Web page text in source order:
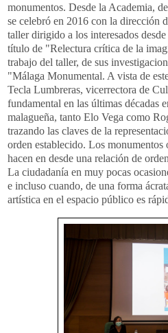
monumentos. Desde la Academia,
se celebró en 2016 con la dirección
taller dirigido a los interesados
título de "Relectura crítica de la
trabajo del taller, de sus
"Málaga Monumental. A vista de
Tecla Lumbreras, vicerrectora de
fundamental en las últimas décadas
malagueña, tanto Elo Vega como
trazando las claves de la
orden establecido. Los
hacen en desde una relación de
La ciudadanía en muy pocas
e incluso cuando, de una forma
artística en el espacio público es